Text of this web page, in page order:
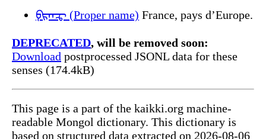
ᠹᠷᠠᠨᠼ (Proper name) France, pays d’Europe.
DEPRECATED, will be removed soon:
Download postprocessed JSONL data for these
senses (174.4kB)
This page is a part of the kaikki.org machine-
readable Mongol dictionary. This dictionary is
based on structured data extracted on 2026-08-06